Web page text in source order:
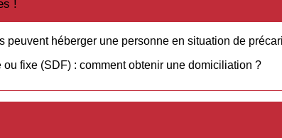
!
peuvent héberger une personne en situation de
fixe (SDF) : comment obtenir une domiciliation ?